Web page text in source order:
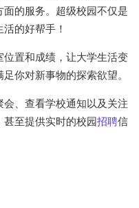
的服务。超级校园不仅是
的好帮手！
置和成绩，让大学生活变
你对新事物的探索欲望。
、查看学校通知以及关注
至提供实时的校园招聘信